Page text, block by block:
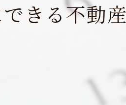
きる不動